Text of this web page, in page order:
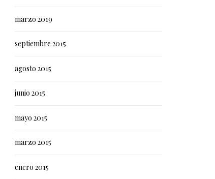
marzo 2019
septiembre 2015
agosto 2015
junio 2015
mayo 2015
marzo 2015
enero 2015